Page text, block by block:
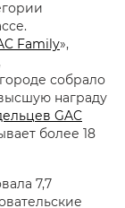
Family»,
собрало
награду
GAC
более 18
7,7